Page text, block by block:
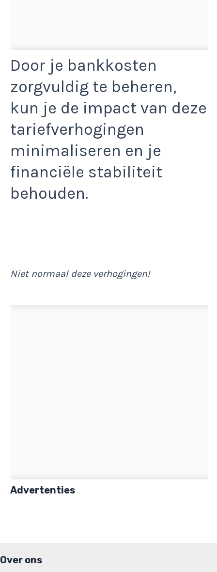
Door je bankkosten
zorgvuldig te beheren,
kun je de impact van deze
tariefverhogingen
minimaliseren en je
financiële stabiliteit
behouden.
Niet normaal deze verhogingen!
Advertenties
Over ons